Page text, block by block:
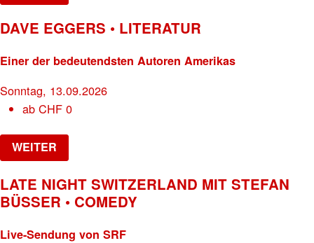
DAVE EGGERS • LITERATUR
Einer der bedeutendsten Autoren Amerikas
Sonntag, 13.09.2026
abCHF 0
WEITER
LATE NIGHT SWITZERLAND MIT STEFAN
BÜSSER • COMEDY
Live-Sendung von SRF